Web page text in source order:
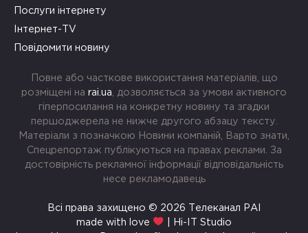
Послуги інтернету
Інтернет-TV
Повідомити новину
Повне або часткове використання матеріалів, що
розміщені на rai.ua , дозволяється за умови активного
гіперпосилання на конкретну новину та згадки
першоджерела не нижче другого абзацу тексту.
Матеріали з позначкою Новини компаній, Варто знати,
Спецрепортаж публікуються на правах реклами. За
достовірність рекламної інформації відповідальність
несе рекламодавець
Всі права захищено © 2026 Телеканал РАІ
made with love
| Hi-IT Studio